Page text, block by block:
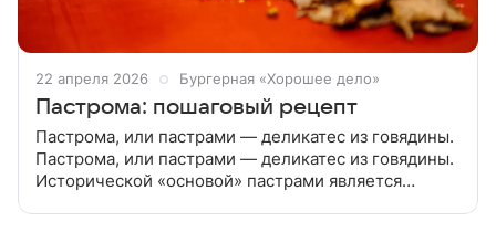
22 апреля 2026 Бургерная «Хорошее дело»
Пастрома: пошаговый рецепт
Пастрома, или пастрами — деликатес из говядины.
Пастрома, или пастрами — деликатес из говядины.
Исторической «основой» пастрами является